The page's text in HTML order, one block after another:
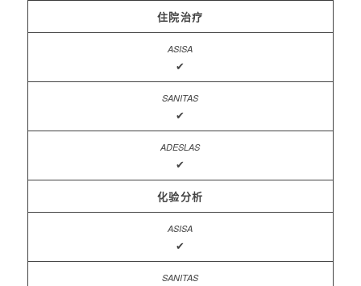
住院治疗
✔
✔
✔
化验分析
✔